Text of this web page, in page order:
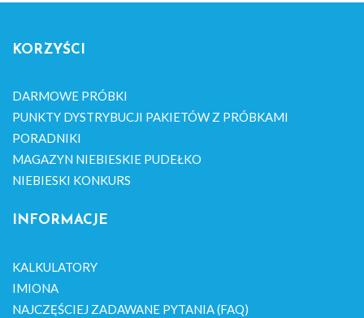
KORZYŚCI
DARMOWE PRÓBKI
PUNKTY DYSTRYBUCJI PAKIETÓW Z PRÓBKAMI
PORADNIKI
MAGAZYN NIEBIESKIE PUDEŁKO
NIEBIESKI KONKURS
INFORMACJE
KALKULATORY
IMIONA
NAJCZĘŚCIEJ ZADAWANE PYTANIA (FAQ)